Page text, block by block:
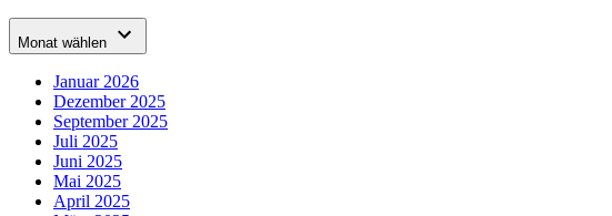
Monat wählen
Januar 2026
Dezember 2025
September 2025
Juli 2025
Juni 2025
Mai 2025
April 2025